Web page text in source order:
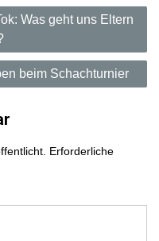
Was geht uns Eltern
beim Schachturnier
Erforderliche